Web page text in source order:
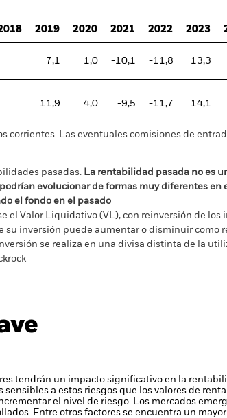
2019 2020 2021 2022 2023
7,1 1,0 -10,1 -11,8 13,3
11,9 4,0 -9,5 -11,7 14,1
corrientes. Las eventuales comisiones de
pasadas. La rentabilidad pasada no es
evolucionar de formas muy diferentes en
el fondo en el pasado
el Valor Liquidativo (VL), con reinversión de los
su inversión puede aumentar o disminuir como
se realiza en una divisa distinta de la
tendrán un impacto significativo en la
a estos riesgos que los valores de
el nivel de riesgo. Los mercados
Entre otros factores se encuentra un